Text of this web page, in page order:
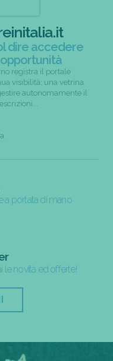
dire accedere
registra il portale
visibilità; una vetrina
autonomamente il
a portata di mano
le novità ed offerte!